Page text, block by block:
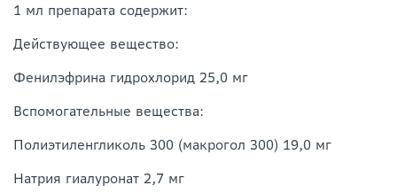
1 мл препарата содержит:
Действующее вещество:
Фенилэфрина гидрохлорид 25,0 мг
Вспомогательные вещества:
Полиэтиленгликоль 300 (макрогол 300) 19,0 мг
Натрия гиалуронат 2,7 мг